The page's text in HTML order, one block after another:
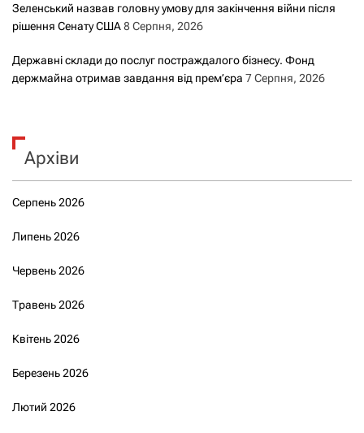
Зеленський назвав головну умову для закінчення війни після
рішення Сенату США8 Серпня, 2026
Державні склади до послуг постраждалого бізнесу. Фонд
держмайна отримав завдання від прем’єра 7 Серпня, 2026
Архіви
Серпень 2026
Липень 2026
Червень 2026
Травень 2026
Квітень 2026
Березень 2026
Лютий 2026